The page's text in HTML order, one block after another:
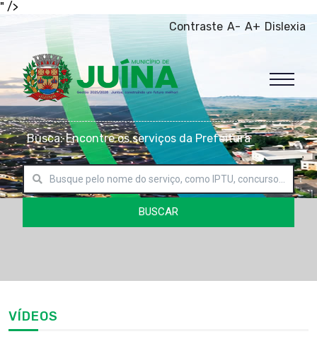
" />
Contraste A- A+ Dislexia
Busca: Encontre os serviços da Prefeitura
BUSCAR
VÍDEOS